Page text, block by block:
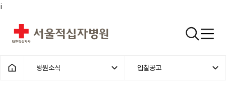
i
서울적십자병원 검색열기
홈으로 1차메뉴
병원소식 2차메뉴
입찰공고